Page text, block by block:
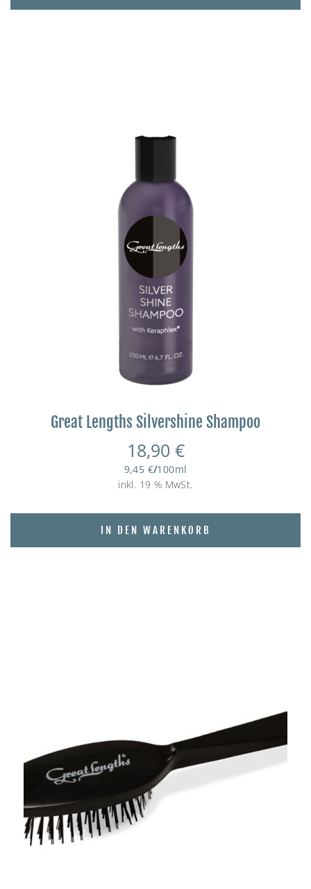
Great Lengths Silvershine Shampoo
18,90 €
9,45 €/100ml
inkl. 19 % MwSt.
IN DEN WARENKORB